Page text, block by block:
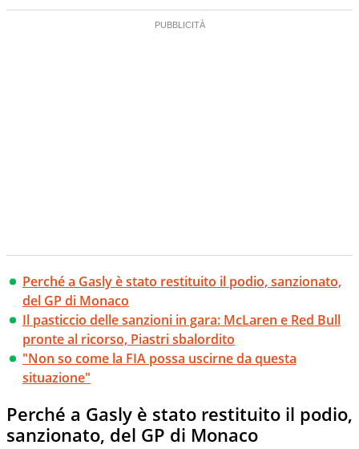
Perché a Gasly è stato restituito il podio, sanzionato,
del GP di Monaco
Il pasticcio delle sanzioni in gara: McLaren e Red Bull
pronte al ricorso, Piastri sbalordito
"Non so come la FIA possa uscirne da questa
situazione"
Perché a Gasly è stato restituito il podio,
sanzionato, del GP di Monaco